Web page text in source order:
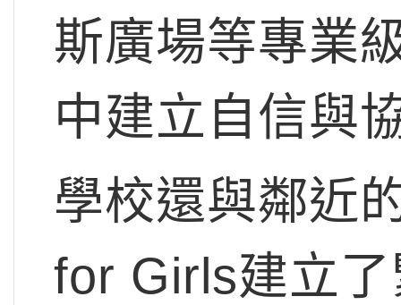
斯廣場等專業
中建立自信與
學校還與鄰近
for Girls建立